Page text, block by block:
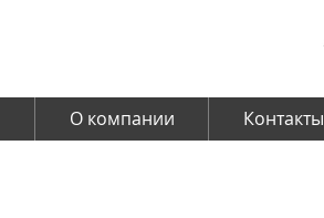
О компании Контакты